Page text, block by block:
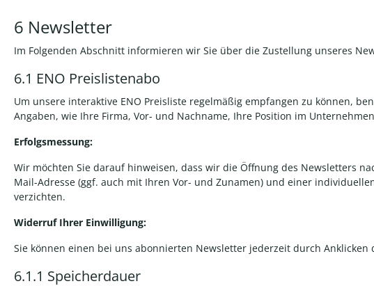
6 Newsletter
Im Folgenden Abschnitt informieren wir Sie über die Zustellung unseres
6.1 ENO Preislistenabo
Um unsere interaktive ENO Preisliste regelmäßig empfangen zu können,
Angaben, wie Ihre Firma, Vor- und Nachname, Ihre Position im
Erfolgsmessung:
Wir möchten Sie darauf hinweisen, dass wir die Öffnung des Newsletters
Mail-Adresse (ggf. auch mit Ihren Vor- und Zunamen) und einer
verzichten.
Widerruf Ihrer Einwilligung:
Sie können einen bei uns abonnierten Newsletter jederzeit durch
6.1.1 Speicherdauer